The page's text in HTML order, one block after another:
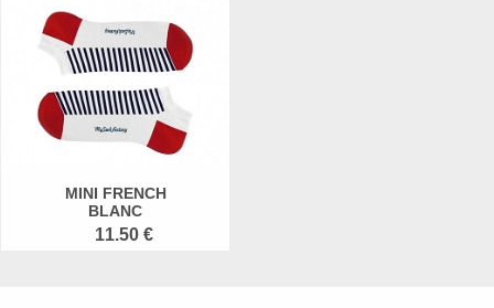
MINI FRENCH
BLANC
11.50 €